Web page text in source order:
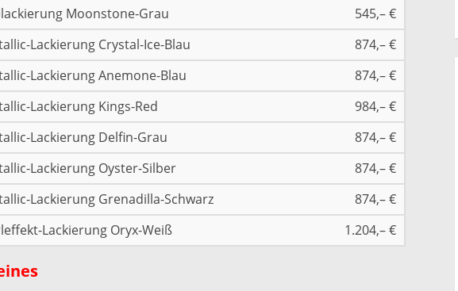
Moonstone-Grau
545,– €
Lackierung Crystal-Ice-Blau
874,– €
Lackierung Anemone-Blau
874,– €
Lackierung Kings-Red
984,– €
Lackierung Delfin-Grau
874,– €
Lackierung Oyster-Silber
874,– €
Lackierung Grenadilla-Schwarz
874,– €
Lackierung Oryx-Weiß
1.204,– €